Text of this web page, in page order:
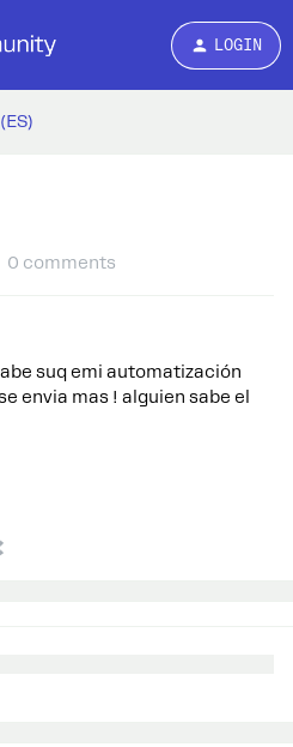
LOGIN
0 comments
suq emi automatización
envia mas ! alguien sabe el